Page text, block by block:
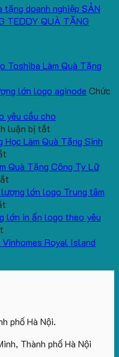
SẢN
TEDDY QUÀ TẶNG
Toshiba Làm Quà Tặng
lớn logo aginode Chức
yêu cầu cho
luận bị tắt
Quà
gối
kê
thêu
yêu
Làm Quà Tặng Sinh
Gấu
Bông
Mini
Logo
Học
Quà Tặng Công Ty Lữ
Gối
U
Logo
Công
Ty
Lữ
lớn logo Trung tâm
Mẫu
koala
lớn
logo
Trung
lớn in ấn logo theo yêu
Đặt
số
lượng
lớn
Royal Island
phố Hà Nội.
Thành phố Hà Nội